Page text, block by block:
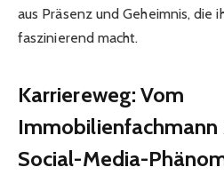
aus Präsenz und Geheimnis, die
faszinierend macht.
Karriereweg: Vom
Social-Media-